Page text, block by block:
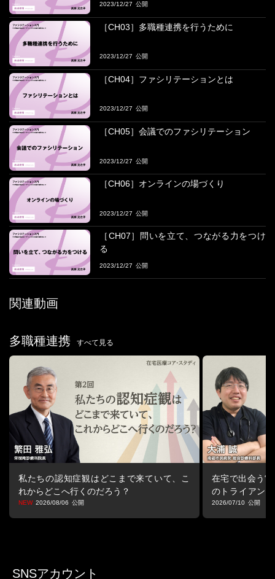
主な著書
日本医療企画: 『介護を変える 未来をつくる?カフェを通して見つ
める これからの私たちの姿?』
■プログラム詳細
CH01.自己紹介
・なぜ介護の仕事についたのか?
・kaigoカフェを始めた理由は?
・2つの大きな課題意識 ?未来のビジョンが見えない
・2つの大きな課題意識 ?対話力が足りない
・カフェで得られること
・未来をつくるkaigoカフェの理念
・未来をつくるkaigoカフェの活動実績
CH02.介護医療現場の現状
・閉鎖的、学ぶ機会、慢性的な人手不足
・介護医療現場の課題
CH03.多職種連携を行うために
・多職種連携のメリット
・求められる姿勢
・高瀬先生が特に大事だと思う点
・大切なこと
CH04.ファシリテーションとは
・人と人を繋ぐ役割
・ファシリテーターの役割
・ファシリテーターに求められる力
・ファシリテーションが及ぼす影響
CH05.会議でのファシリテーション
・会議の前のスケジュール
・リラックスできる雰囲気づくり
・グラウンドルールについて
・ルール違反に対する対応
・見える化のメリット
CH07.問いを立て、つながる力をつける
2023/12/27
［CH03］多職種連携を行うために
2023/12/27
［CH04］ファシリテーションとは
2023/12/27
［CH05］会議でのファシリテーション
2023/12/27
［CH06］オンラインの場づくり
2023/12/27
［CH07］問いを立て、つながる力をつけ
る
2023/12/27
関連動画
多職種連携 すべて見る
私たちの認知症観はどこまで来ていて、こ
れからどこへ行くのだろう？
2026/08/06
在宅で出会う“
のトライアン
る視点
2026/07/10
SNSアカウント